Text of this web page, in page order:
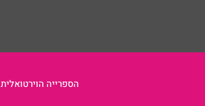
הספרייה הוירטואלית